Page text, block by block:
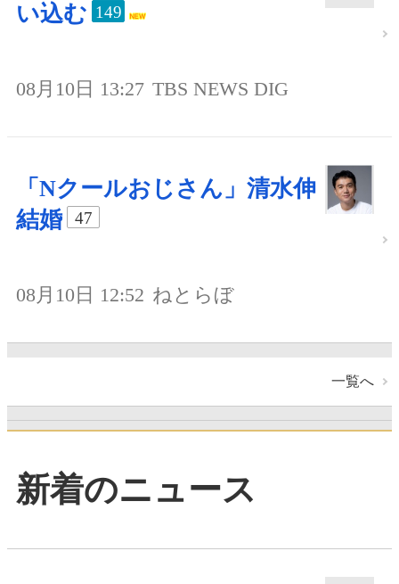
い込む 149
08月10日 13:27 TBS NEWS DIG
「Nクールおじさん」清水伸
結婚
47
08月10日 12:52 ねとらぼ
一覧へ
新着のニュース